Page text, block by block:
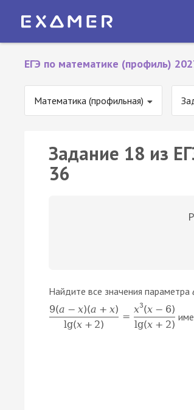
ЕГЭ по математике (профиль)
Математика (профильная)
Задание 18 из
36
Найдите все значения параметра
9(a − x)(a + x)
lg(x + 2)
=
x3(x − 6)
lg(x + 2)